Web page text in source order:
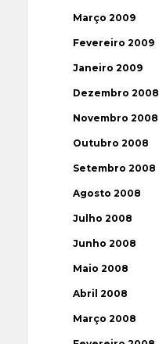
Março 2009
Fevereiro 2009
Janeiro 2009
Dezembro 2008
Novembro 2008
Outubro 2008
Setembro 2008
Agosto 2008
Julho 2008
Junho 2008
Maio 2008
Abril 2008
Março 2008